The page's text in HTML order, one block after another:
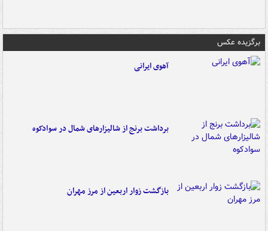
برگزیده عکس
آهوی ایرانی
برداشت برنج از شالیزارهای شمال در سوادکوه
بازگشت زوار اربعین از مرز مهران